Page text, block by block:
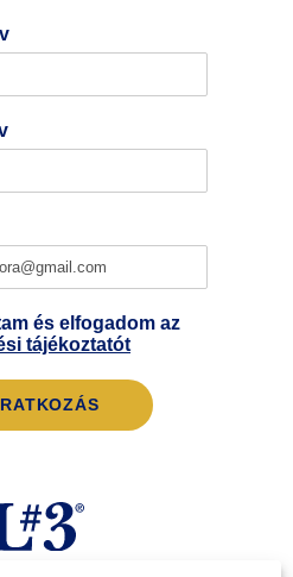
és elfogadom az
tájékoztatót